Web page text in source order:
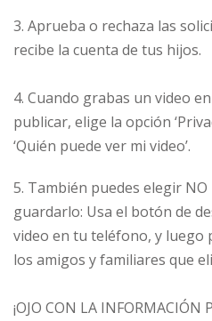
3. Aprueba o rechaza las
recibe la cuenta de tus hijos.
4. Cuando grabas un video
publicar, elige la opción
‘Quién puede ver mi video’.
5. También puedes elegir
guardarlo: Usa el botón de
video en tu teléfono, y luego
los amigos y familiares que
¡OJO CON LA